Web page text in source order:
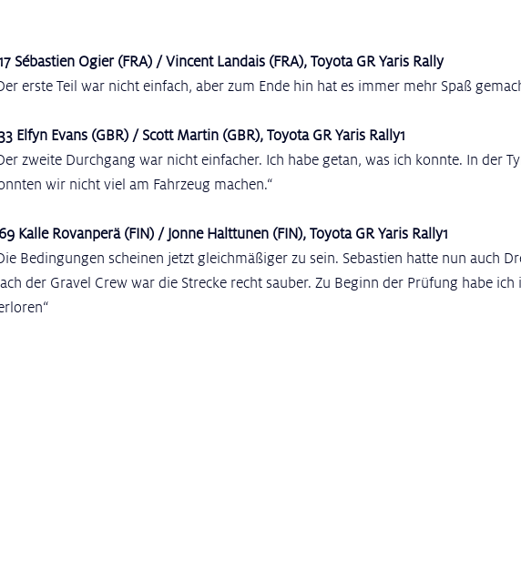
Sébastien Ogier (FRA) / Vincent Landais (FRA), Toyota GR Yaris Rally
erste Teil war nicht einfach, aber zum Ende hin hat es immer mehr Spaß
Elfyn Evans (GBR) / Scott Martin (GBR), Toyota GR Yaris Rally1
zweite Durchgang war nicht einfacher. Ich habe getan, was ich konnte. In der
wir nicht viel am Fahrzeug machen.“
Kalle Rovanperä (FIN) / Jonne Halttunen (FIN), Toyota GR Yaris Rally1
Bedingungen scheinen jetzt gleichmäßiger zu sein. Sebastien hatte nun auch
der Gravel Crew war die Strecke recht sauber. Zu Beginn der Prüfung habe